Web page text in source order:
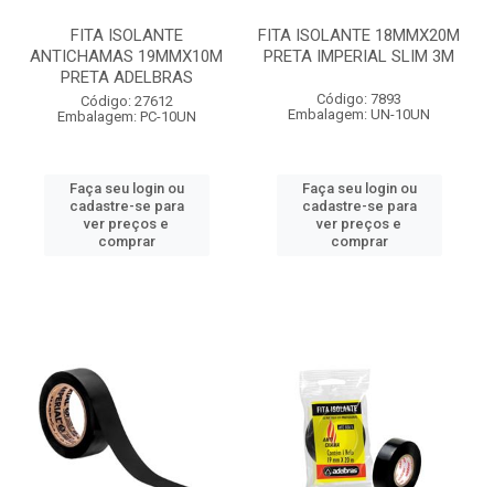
FITA ISOLANTE
ANTICHAMAS 19MMX10M
PRETA ADELBRAS
Código: 27612
Embalagem: PC-10UN
Faça seu login ou
cadastre-se para
ver preços e
comprar
FITA ISOLANTE 18MMX20M
PRETA IMPERIAL SLIM 3M
Código: 7893
Embalagem: UN-10UN
Faça seu login ou
cadastre-se para
ver preços e
comprar